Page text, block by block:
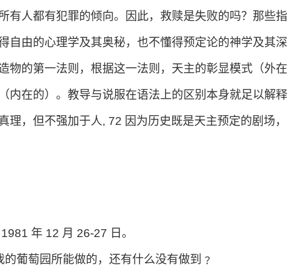
有人都有犯罪的倾向。因此，救赎是失败的吗？那些指
自由的心理学及其奥秘，也不懂得预定论的神学及其深
物的第一法则，根据这一法则，天主的彰显模式（外在
内在的）。教导与说服在语法上的区别本身就足以解释
理，但不强加于人, 72 因为历史既是天主预定的剧场，
1981 年 12 月 26-27 日。
的葡萄园所能做的，还有什么没有做到﹖